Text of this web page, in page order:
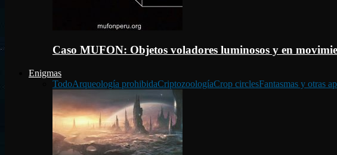
Caso MUFON: Objetos voladores luminosos y en
Enigmas
TodoArqueología prohibidaCriptozoologíaCrop circlesFantasmas y otras